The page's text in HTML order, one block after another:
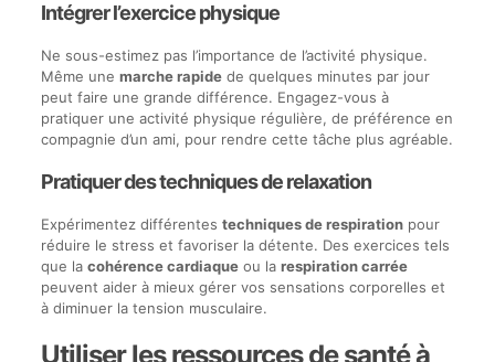
Intégrer l’exercice physique
Ne sous-estimez pas l’importance de l’activité physique.
Même une marche rapidede quelques minutes par jour
peut faire une grande différence. Engagez-vous à
pratiquer une activité physique régulière, de préférence en
compagnie d’un ami, pour rendre cette tâche plus agréable.
Pratiquer des techniques de relaxation
Expérimentez différentes techniques de respirationpour
réduire le stress et favoriser la détente. Des exercices tels
que la cohérence cardiaqueou la respiration carrée
peuvent aider à mieux gérer vos sensations corporelles et
à diminuer la tension musculaire.
Utiliser les ressources de santé à